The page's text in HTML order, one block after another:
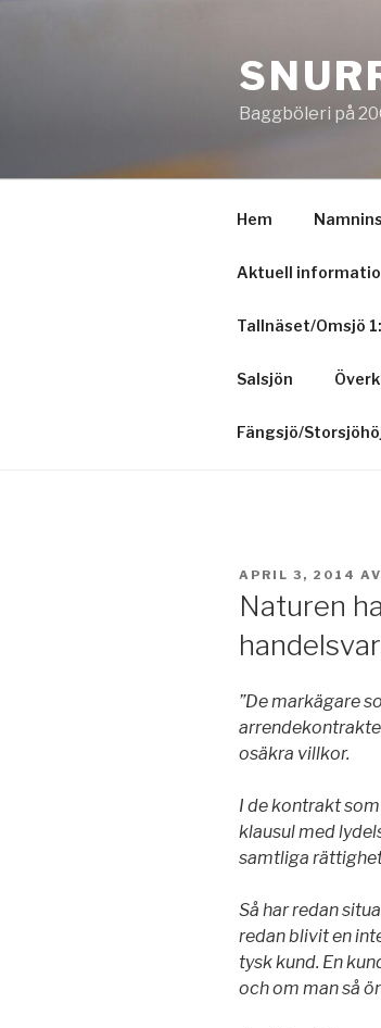
Baggböleri på
Hem
Aktuell
Tallnäset/Omsjö
Salsjön
Fängsjö/
PUBLICERAT
APRIL 3, 2014 AV
Naturen
”De markägare
osäkra villkor.
I de kontrakt
klausul med
samtliga
Så har redan
redan blivit en
tysk kund. En
och om man så